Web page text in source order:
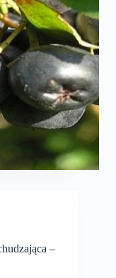
–